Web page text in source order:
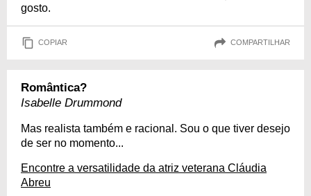
gosto.
COPIAR COMPARTILHAR
Romântica?
Isabelle Drummond
Mas realista também e racional. Sou o que tiver desejo
de ser no momento...
Encontre a versatilidade da atriz veterana Cláudia
Abreu